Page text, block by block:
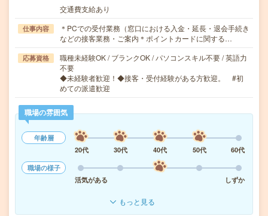
交通費支給あり
仕事内容
＊PCでの受付業務（窓口における入金・延長・退会手続き
などの接客業務・ご案内＊ポイントカードに関する…
応募資格
職種未経験OK / ブランクOK / パソコンスキル不要 / 英語力
不要
◆未経験者歓迎！◆接客・受付経験がある方歓迎。 #初
めての派遣歓迎
職場の雰囲気
年齢層
20代
30代 40代 50代
60代
職場の様子
活気がある
しずか
もっと見る